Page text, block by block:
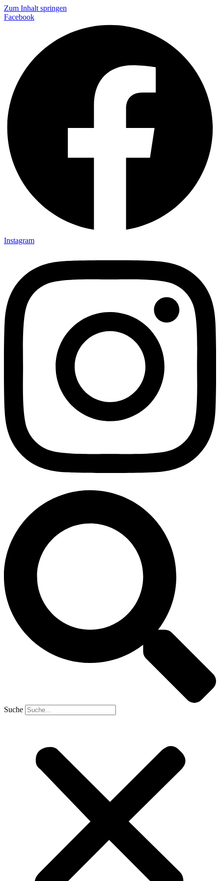
Zum Inhalt springen
Facebook
Instagram
Suche